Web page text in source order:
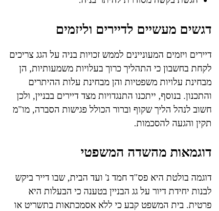
דגשים מעשיים לדיירים וליזמים
דיירים ויזמים המעוניינים לממש זכויות בניה על הגג צריכים
לקחת בחשבון כי התהליך כרוך בעלויות משמעותיות, הן
מבחינת עלויות משפטיות והן מבחינת עלות ההיתרים
והתכנון. בנוסף, ייתכנו התנגדויות מצד דיירים בבניין, ולכן
חשוב לנהל הליך שקוף וברור הכולל פגישות הסברה, מו"מ
תקין והגעה להסכמות.
דוגמאות מהשדה המשפטי
דוגמה בולטת היא פס"ד חמד נ' ועד הבית, שבו דייר ביקש
לבנות יחידת דיור על גג הבניין בטענה כי הבעלות היא
פרטית. בית המשפט קבע כי ללא אסמכתאות בתשריט או